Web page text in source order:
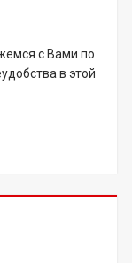
с Вами по
в этой